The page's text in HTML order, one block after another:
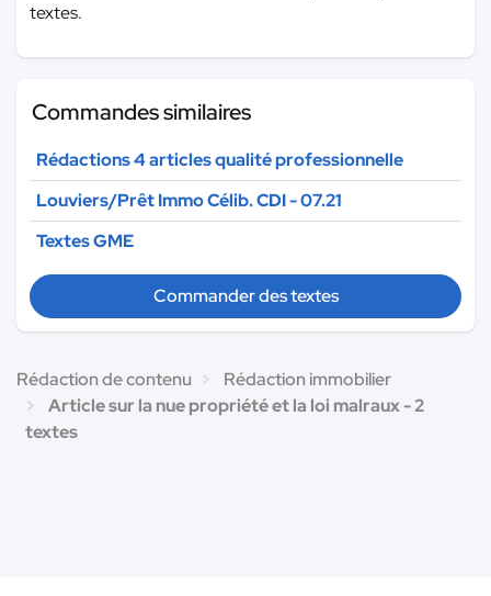
textes.
Commandes similaires
Rédactions 4 articles qualité professionnelle
Louviers/Prêt Immo Célib. CDI - 07.21
Textes GME
Commander des textes
Rédaction de contenu
Rédaction immobilier
Article sur la nue propriété et la loi malraux - 2
textes